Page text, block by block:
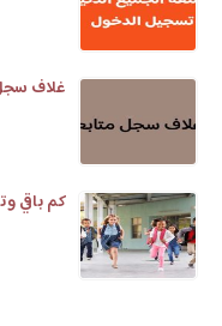
غلاف
كم باقي